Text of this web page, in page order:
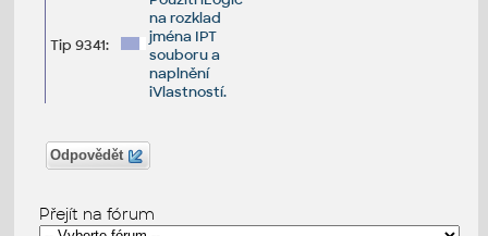
Tip 9341:
na rozklad
jména IPT
souboru a
naplnění
iVlastností.
Odpovědět
Přejít na fórum